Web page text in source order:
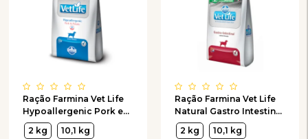
Ração Farmina Vet Life
Hypoallergenic Pork e
Potato para Cães
2 kg 10,1 kg
Ração Farmina Vet Life
Natural Gastro Intestinal
para Cães Adultos
2 kg 10,1 kg